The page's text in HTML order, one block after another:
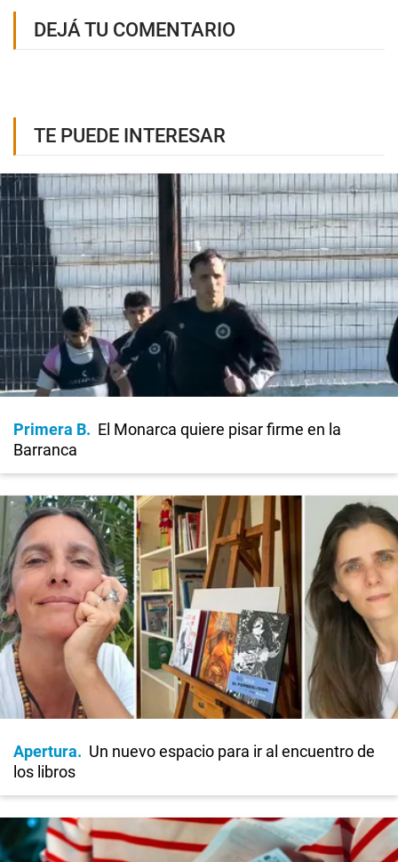
DEJÁ TU COMENTARIO
TE PUEDE INTERESAR
Primera B
El Monarca quiere pisar firme en la
Barranca
Apertura
Un nuevo espacio para ir al encuentro de
los libros